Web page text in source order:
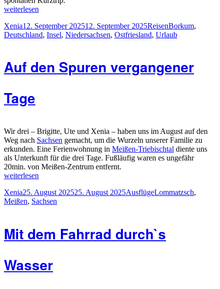
„Borkum
weiterlesen
Autor
XeniaVeröffentlicht
am
12. September 202512. September 2025Kategorien
ReisenSchlagwörter
Borkum,
Deutschland, Insel, Niedersachsen, Ostfriesland, Urlaub
Auf den Spuren vergangener
Tage
Wir drei – Brigitte, Ute und Xenia – haben uns im August auf den
Weg nach Sachsen gemacht, um die Wurzeln unserer Familie zu
erkunden. Eine Ferienwohnung in Meißen-Triebischtal diente uns
als Unterkunft für die drei Tage. Fußläufig waren es ungefähr
20min. von Meißen-Zentrum entfernt.
„Auf
Spuren
vergangener
weiterlesen
Autor
XeniaVeröffentlicht
am
25. August 202525. August 2025Kategorien
AusflügeSchlagwörter
Lommatzsch,
Meißen, Sachsen
Mit dem Fahrrad durch`s
Wasser